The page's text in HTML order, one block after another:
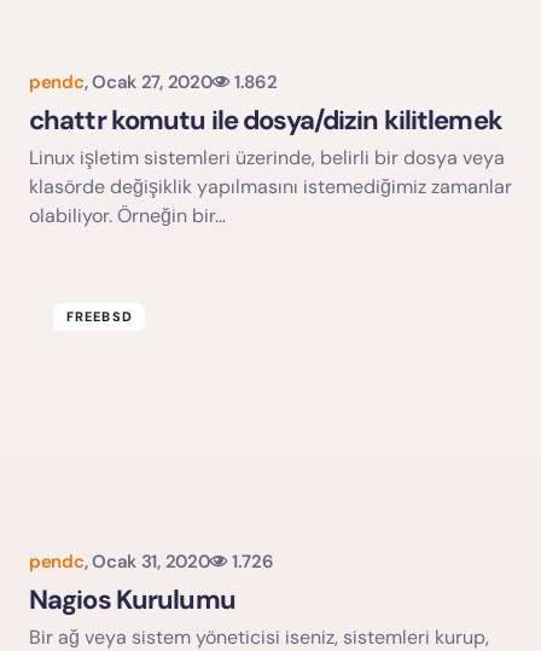
Yorumu Gönder
pendc, Ocak 27, 2020 1.862
chattr komutu ile dosya/dizin kilitlemek
Linux işletim sistemleri üzerinde, belirli bir dosya veya
klasörde değişiklik yapılmasını istemediğimiz zamanlar
olabiliyor. Örneğin bir…
FREEBSD
pendc, Ocak 31, 2020 1.726
Nagios Kurulumu
Bir ağ veya sistem yöneticisi iseniz, sistemleri kurup,